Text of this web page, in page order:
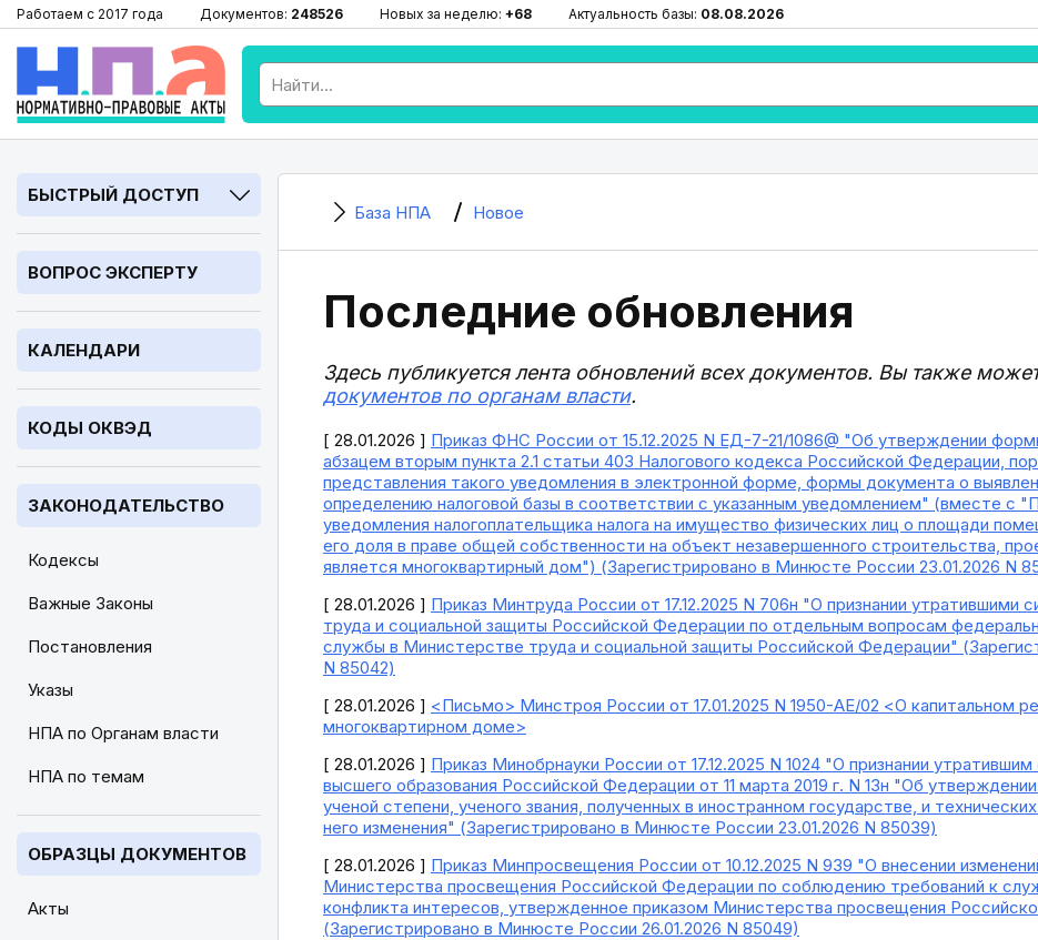
Работаем с 2017 года Документов: 248526 Новых за неделю: +68 Актуальность базы: 08.08.2026
БЫСТРЫЙ ДОСТУП
ВОПРОС ЭКСПЕРТУ
КАЛЕНДАРИ
КОДЫ ОКВЭД
ЗАКОНОДАТЕЛЬСТВО
Кодексы
Важные Законы
Постановления
Указы
НПА по Органам власти
НПА по темам
ОБРАЗЦЫ ДОКУМЕНТОВ
Акты
База НПА Новое
Последние обновления
Здесь публикуется лента обновлений всех документов. Вы также
документов по органам власти.
[ 28.01.2026 ] Приказ ФНС России от 15.12.2025 N ЕД-7-21/1086@ "Об утверждении
абзацем вторым пункта 2.1 статьи 403 Налогового кодекса Российской Федерации,
представления такого уведомления в электронной форме, формы документа о
определению налоговой базы в соответствии с указанным уведомлением" (вместе с
уведомления налогоплательщика налога на имущество физических лиц о площади
его доля в праве общей собственности на объект незавершенного строительства,
является многоквартирный дом") (Зарегистрировано в Минюсте России 23.01.2026 N
[ 28.01.2026 ] Приказ Минтруда России от 17.12.2025 N 706н "О признании утратившими
труда и социальной защиты Российской Федерации по отдельным вопросам
службы в Министерстве труда и социальной защиты Российской Федерации"
N 85042)
[ 28.01.2026 ] <Письмо> Минстроя России от 17.01.2025 N 1950-АЕ/02 <О капитальном
многоквартирном доме>
[ 28.01.2026 ] Приказ Минобрнауки России от 17.12.2025 N 1024 "О признании
высшего образования Российской Федерации от 11 марта 2019 г. N 13н "Об
ученой степени, ученого звания, полученных в иностранном государстве, и
него изменения" (Зарегистрировано в Минюсте России 23.01.2026 N 85039)
[ 28.01.2026 ] Приказ Минпросвещения России от 10.12.2025 N 939 "О внесении
Министерства просвещения Российской Федерации по соблюдению требований к
конфликта интересов, утвержденное приказом Министерства просвещения
(Зарегистрировано в Минюсте России 26.01.2026 N 85049)